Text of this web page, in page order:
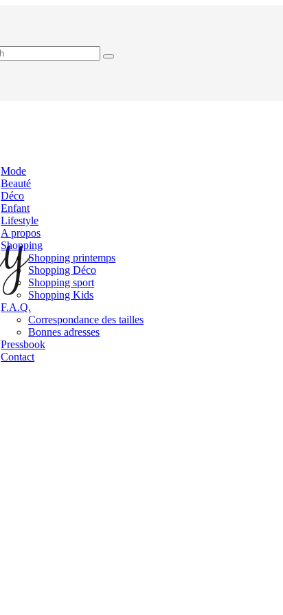
Mode
Beauté
Déco
Enfant
Lifestyle
A propos
Shopping
Shopping printemps
Shopping Déco
Shopping sport
Shopping Kids
F.A.Q.
Correspondance des tailles
Bonnes adresses
Pressbook
Contact